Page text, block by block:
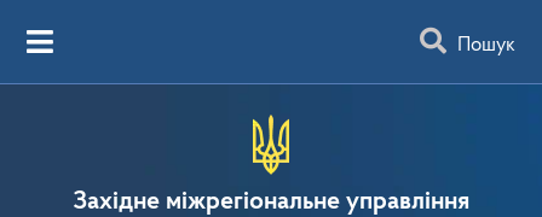
Пошук
Західне міжрегіональне управління